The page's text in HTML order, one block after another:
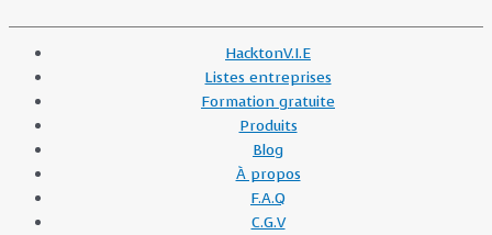
HacktonV.I.E
Listes entreprises
Formation gratuite
Produits
Blog
À propos
F.A.Q
C.G.V